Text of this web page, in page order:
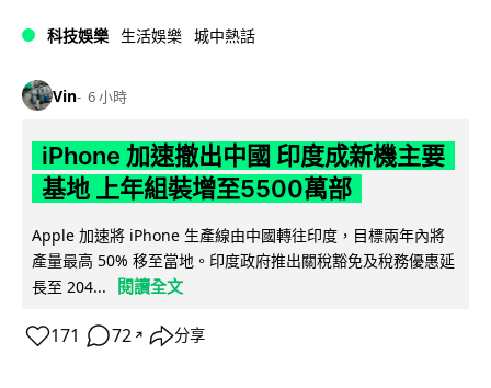
科技娛樂 生活娛樂 城中熱話
Vin 6 小時
iPhone 加速撤出中國 印度成新機主要
基地 上年組裝增至5500萬部
Apple 加速將 iPhone 生產線由中國轉往印度，目標兩年內將
產量最高 50% 移至當地。印度政府推出關稅豁免及稅務優惠延
長至 204...
閱讀全文
171 72 ↗ 分享